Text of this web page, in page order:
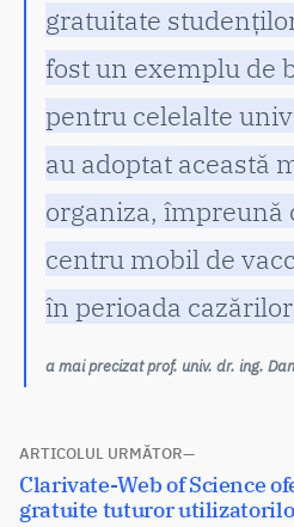
gratuitate
fost un exemplu de
pentru celelalte
au adoptat această
organiza, împreună
centru mobil de
în perioada
a mai precizat prof. univ. dr. ing.
Navigare
în
ARTICOLUL URMĂTOR
Articolul
următor:
Clarivate-Web of Science
gratuite tuturor